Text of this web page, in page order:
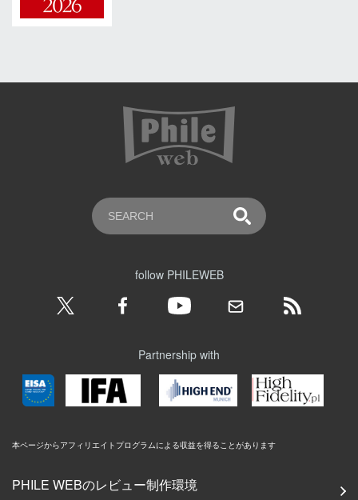
follow PHILEWEB
Partnership with
本ページからアフィリエイトプログラムによる収益を得ることがあります
PHILE WEBのレビュー制作環境